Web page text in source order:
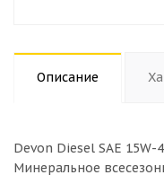
Описание
Devon Diesel SAE 15W-
Минеральное